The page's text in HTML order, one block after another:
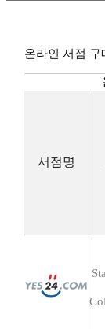
온라인 서점 구
서점명